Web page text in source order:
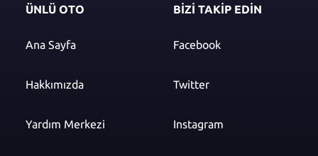
ÜNLÜ OTO
Ana Sayfa
Hakkımızda
Yardım Merkezi
BİZİ TAKİP EDİN
Facebook
Twitter
Instagram